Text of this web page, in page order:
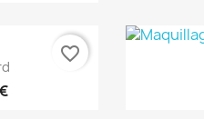
favorite_border